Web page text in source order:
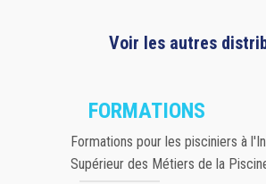
Voir les autres
FORMATIONS
Formations pour les pisciniers à
Supérieur des Métiers de la